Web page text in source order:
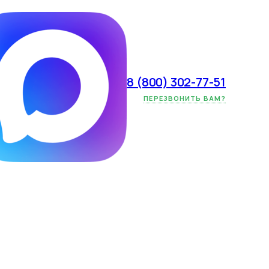
8 (800) 302-77-51
ПЕРЕЗВОНИТЬ ВАМ?
только